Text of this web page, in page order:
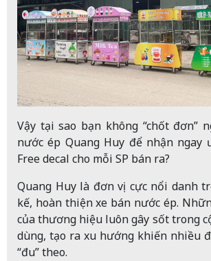
Vậy tại sao bạn không “chốt đơn”
nước ép Quang Huy để nhận ngay
Free decal cho mỗi SP bán ra?
Quang Huy là đơn vị cực nổi danh
kế, hoàn thiện xe bán nước ép.
của thương hiệu luôn gây sốt trong
dùng, tạo ra xu hướng khiến nhiều
“đu” theo.